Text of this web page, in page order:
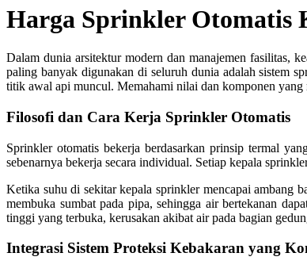
Harga Sprinkler Otomatis
Dalam dunia arsitektur modern dan manajemen fasilitas,
paling banyak digunakan di seluruh dunia adalah sistem
titik awal api muncul. Memahami nilai dan komponen
Filosofi dan Cara Kerja Sprinkler Otomatis
Sprinkler otomatis bekerja berdasarkan prinsip termal
sebenarnya bekerja secara individual. Setiap kepala
Ketika suhu di sekitar kepala sprinkler mencapai ambang
membuka sumbat pada pipa, sehingga air bertekanan
tinggi yang terbuka, kerusakan akibat air pada bagian
Integrasi Sistem Proteksi Kebakaran yang